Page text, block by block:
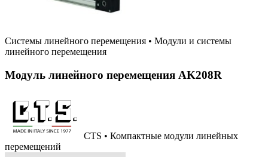
Системы линейного перемещения • Модули и системы
линейного перемещения
Модуль линейного перемещения AK208R
CTS • Компактные модули линейных
перемещений